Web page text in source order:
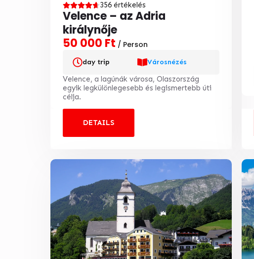
356 értékelés
Velence – az Adria
királynője
50 000 Ft / Person
day trip Városnézés
Velence, a lagúnák városa, Olaszország
egyik legkülönlegesebb és legismertebb úti
célja.
DETAILS